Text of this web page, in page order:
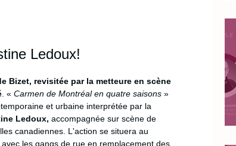
Ledoux!
Bizet, revisitée par la metteure en scène
. « Carmen de Montréal en quatre saisons »
et urbaine interprétée par la
Ledoux, accompagnée sur scène de
canadiennes. L'action se situera au
les gangs de rue en remplacement des